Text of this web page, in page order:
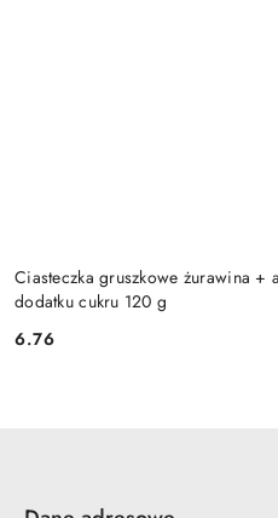
Ciasteczka gruszkowe żurawina +
dodatku cukru 120 g
Cena:
6.76